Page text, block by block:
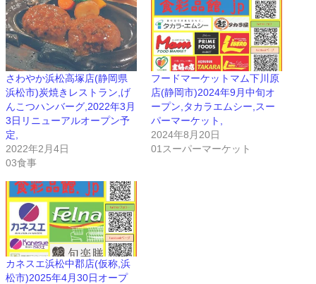
さわやか浜松高塚店(静岡県
浜松市)炭焼きレストラン,げ
んこつハンバーグ,2022年3月
3日リニューアルオープン予
定,
2022年2月4日
03食事
フードマーケットマム下川原
店(静岡市)2024年9月中旬オ
ープン,タカラエムシー,スー
パーマーケット,
2024年8月20日
01スーパーマーケット
カネスエ浜松中郡店(仮称,浜
松市)2025年4月30日オープ